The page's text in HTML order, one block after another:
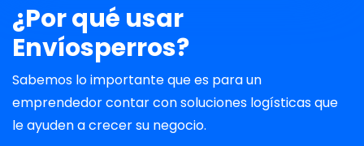
¿Por qué usar
Envíosperros?
Sabemos lo importante que es para un
emprendedor contar con soluciones logísticas que
le ayuden a crecer su negocio.